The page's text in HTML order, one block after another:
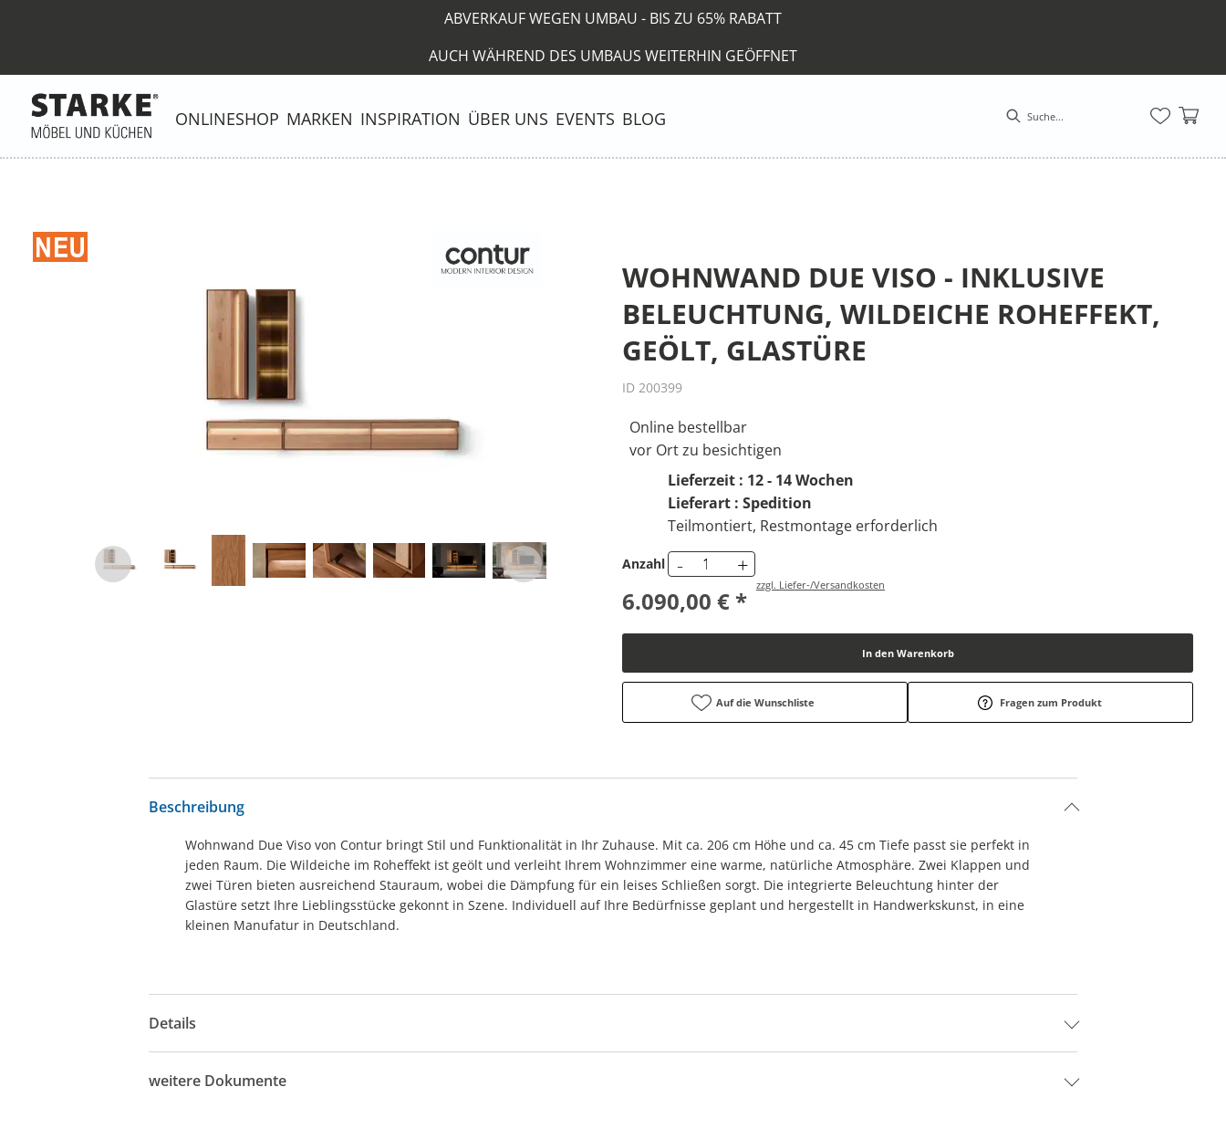
ABVERKAUF WEGEN UMBAU - BIS ZU 65% RABATT
AUCH WÄHREND DES UMBAUS WEITERHIN GEÖFFNET
ONLINESHOP MARKEN INSPIRATION ÜBER UNS EVENTS BLOG
WOHNWAND DUE VISO - INKLUSIVE
BELEUCHTUNG, WILDEICHE ROHEFFEKT,
GEÖLT, GLASTÜRE
ID 200399
Online bestellbar
vor Ort zu besichtigen
Lieferzeit : 12 - 14 Wochen
Lieferart : Spedition
Teilmontiert, Restmontage erforderlich
Anzahl - +
6.090,00 € *
zzgl. Liefer-/Versandkosten
In den Warenkorb
Auf die Wunschliste Fragen zum Produkt
Beschreibung
Wohnwand Due Viso von Contur bringt Stil und Funktionalität in Ihr Zuhause. Mit ca. 206 cm Höhe und ca. 45 cm Tiefe passt sie perfekt in
jeden Raum. Die Wildeiche im Roheffekt ist geölt und verleiht Ihrem Wohnzimmer eine warme, natürliche Atmosphäre. Zwei Klappen und
zwei Türen bieten ausreichend Stauraum, wobei die Dämpfung für ein leises Schließen sorgt. Die integrierte Beleuchtung hinter der
Glastüre setzt Ihre Lieblingsstücke gekonnt in Szene. Individuell auf Ihre Bedürfnisse geplant und hergestellt in Handwerkskunst, in eine
kleinen Manufatur in Deutschland.
Details
weitere Dokumente